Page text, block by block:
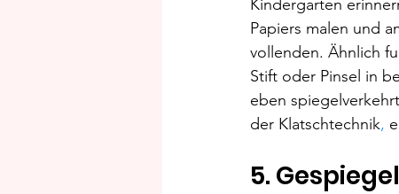
Kindergarten
Papiers malen und
vollenden. Ähnlich
Stift oder Pinsel in
eben
der Klatschtechnik,
5.